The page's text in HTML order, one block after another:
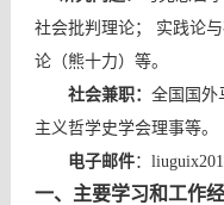
社会批判理论； 实践论
论（熊十力） 等。
社会兼职：全国国外
主义哲学史学会理事等。
电子邮件：liuguix
一、 主要学习和工作